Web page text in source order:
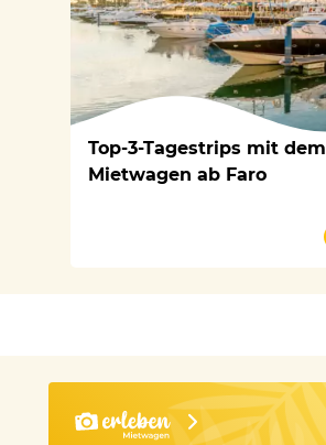
Top-3-Tagestrips mit dem
Mietwagen ab Faro